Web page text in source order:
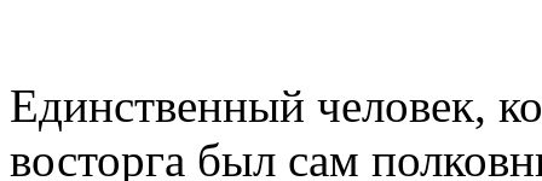
Единственный человек,
восторга был сам